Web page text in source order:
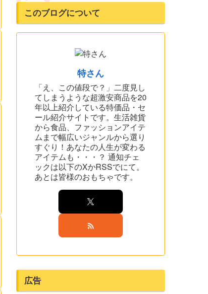
このブログについて
特さん
「え、この値段で？」二度見し
てしまうような超激安商品を20
年以上紹介している特価品・セ
ール紹介サイトです。生活雑貨
から食品、ファッションアイテ
ムまで幅広いジャンルから選り
すぐり！あなたの人生が変わる
アイテムも・・・？ 通知チェ
ックは以下のXかRSSでにて。
あとは皆様のおもちゃです。
広告